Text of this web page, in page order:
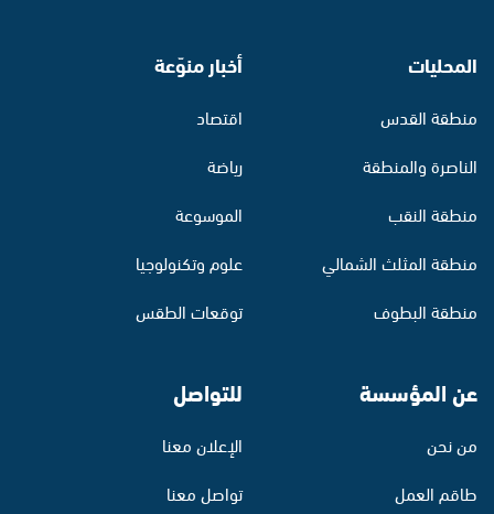
المحليات
منطقة القدس
الناصرة والمنطقة
منطقة النقب
منطقة المثلث الشمالي
منطقة البطوف
أخبار منوّعة
اقتصاد
رياضة
الموسوعة
علوم وتكنولوجيا
توقعات الطقس
عن المؤسسة
من نحن
طاقم العمل
للتواصل
الإعلان معنا
تواصل معنا